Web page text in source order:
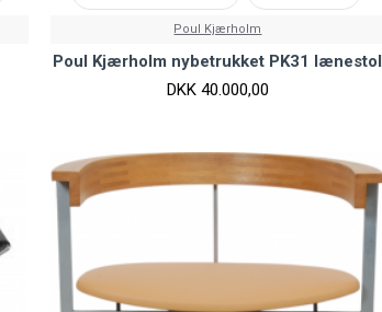
Poul Kjærholm
Poul Kjærholm nybetrukket PK31 lænestol
DKK 40.000,00